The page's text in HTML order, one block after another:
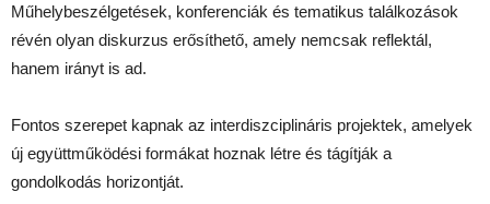
Műhelybeszélgetések, konferenciák és tematikus találkozások
révén olyan diskurzus erősíthető, amely nemcsak reflektál,
hanem irányt is ad.
Fontos szerepet kapnak az interdiszciplináris projektek, amelyek
új együttműködési formákat hoznak létre és tágítják a
gondolkodás horizontját.